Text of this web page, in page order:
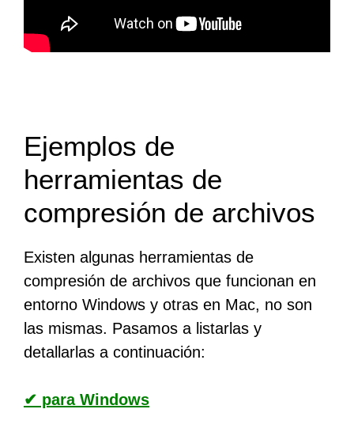
Ejemplos de
herramientas de
compresión de archivos
Existen algunas herramientas de
compresión de archivos que funcionan en
entorno Windows y otras en Mac, no son
las mismas. Pasamos a listarlas y
detallarlas a continuación:
✔ para Windows